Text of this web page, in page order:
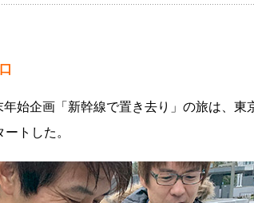
始企画「新幹線で置き去り」の旅は、東
トした。